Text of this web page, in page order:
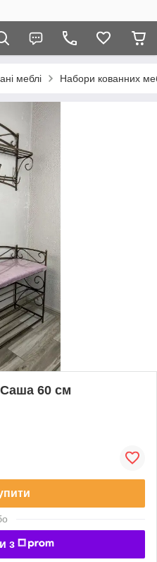
меблі Набори кованних
60 см
з